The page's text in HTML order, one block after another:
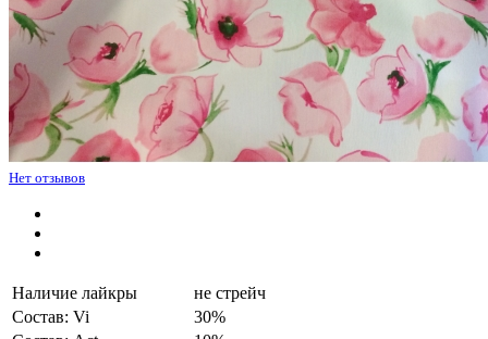
Нет отзывов
Наличие лайкры
не стрейч
Состав: Vi
30%